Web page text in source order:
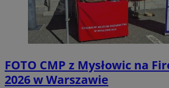
FOTO CMP z Mysłowic na
2026 w Warszawie